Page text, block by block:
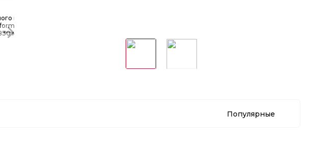
вина
мл,
работы, 4994/15
Популярные